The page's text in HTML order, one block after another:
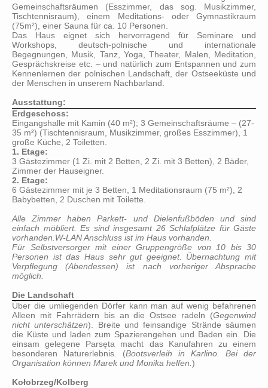
Gemeinschaftsräumen (Esszimmer, das sog. Musikzimmer,
Tischtennisraum), einem Meditations- oder Gymnastikraum
(75m²), einer Sauna für ca. 10 Personen.
Das Haus eignet sich hervorragend für Seminare und
Workshops, deutsch-polnische und internationale
Begegnungen, Musik, Tanz, Yoga, Theater, Malen, Meditation,
Gesprächskreise etc. – und natürlich zum Entspannen und zum
Kennenlernen der polnischen Landschaft, der Ostseeküste und
der Menschen in unserem Nachbarland.
Ausstattung:
Erdgeschoss:
Eingangshalle mit Kamin (40 m²); 3 Gemeinschaftsräume – (27-
35 m²) (Tischtennisraum, Musikzimmer, großes Esszimmer), 1
große Küche, 2 Toiletten.
1. Etage:
3 Gästezimmer (1 Zi. mit 2 Betten, 2 Zi. mit 3 Betten), 2 Bäder,
Zimmer der Hauseigner.
2. Etage:
6 Gästezimmer mit je 3 Betten, 1 Meditationsraum (75 m²), 2
Babybetten, 2 Duschen mit Toilette.
Alle Zimmer haben Parkett- und Dielenfußböden und sind
einfach möbliert. Es sind insgesamt 26 Schlafplätze für Gäste
vorhanden.W-LAN Anschluss ist im Haus vorhanden.
Für Selbstversorger mit einer Gruppengröße von 10 bis 30
Personen ist das Haus sehr gut geeignet. Übernachtung mit
Verpflegung (Abendessen) ist nach vorheriger Absprache
möglich.
Die Landschaft
Über die umliegenden Dörfer kann man auf wenig befahrenen
Alleen mit Fahrrädern bis an die Ostsee radeln (Gegenwind
nicht unterschätzen). Breite und feinsandige Strände säumen
die Küste und laden zum Spazierengehen und Baden ein. Die
einsam gelegene Parsęta macht das Kanufahren zu einem
besonderen Naturerlebnis. (Bootsverleih in Karlino. Bei der
Organisation können Marek und Monika helfen.)
Kołobrzeg/Kolberg